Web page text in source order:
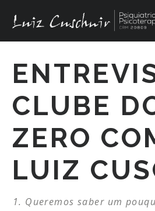
CLUBE
ZERO
LUIZ
Queremos saber um